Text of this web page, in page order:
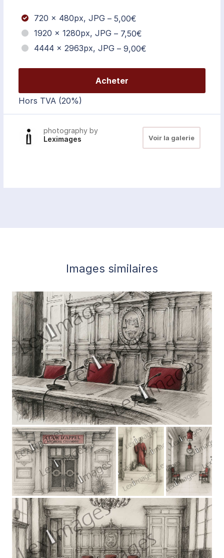
720 x 480px, JPG – 5,00€
1920 x 1280px, JPG – 7,50€
4444 x 2963px, JPG – 9,00€
Acheter
Hors TVA (20%)
photography by
Leximages
Voir la galerie
Images similaires